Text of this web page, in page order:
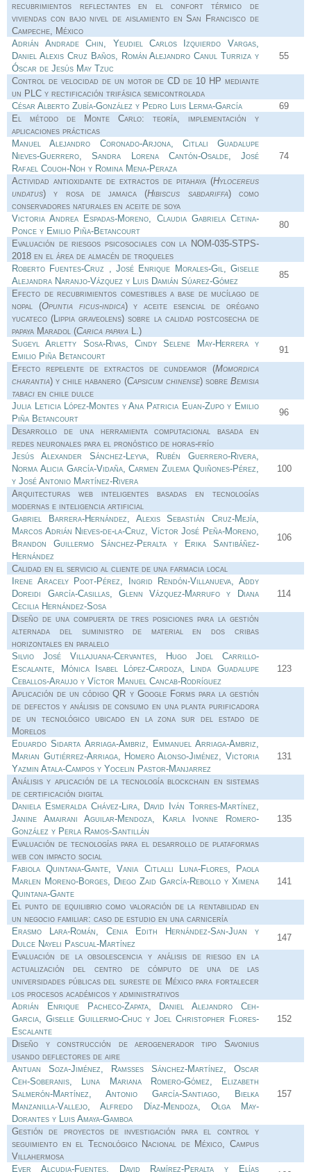
recubrimientos reflectantes en el confort térmico de
viviendas con bajo nivel de aislamiento en San Francisco de
Campeche, México
Adrián Andrade Chin, Yeudiel Carlos Izquierdo Vargas,
Daniel Alexis Cruz Baños, Román Alejandro Canul Turriza y
Óscar de Jesús May Tzuc
55
Control de velocidad de un motor de CD de 10 HP mediante
un PLC y rectificación trifásica semicontrolada
César Alberto Zubía-González y Pedro Luis Lerma-García
69
El método de Monte Carlo: teoría, implementación y
aplicaciones prácticas
Manuel Alejandro Coronado-Arjona, Citlali Guadalupe
Nieves-Guerrero, Sandra Lorena Cantón-Osalde, José
Rafael Couoh-Noh y Romina Mena-Peraza
74
Actividad antioxidante de extractos de pitahaya (Hylocereus
undatus) y rosa de jamaica (Hibiscus sabdariffa) como
conservadores naturales en aceite de soya
Victoria Andrea Espadas-Moreno, Claudia Gabriela Cetina-
Ponce y Emilio Piña-Betancourt
80
Evaluación de riesgos psicosociales con la NOM-035-STPS-
2018 en el área de almacén de troqueles
Roberto Fuentes-Cruz , José Enrique Morales-Gil, Giselle
Alejandra Naranjo-Vázquez y Luis Damián Súarez-Gómez
85
Efecto de recubrimientos comestibles a base de mucílago de
nopal (Opuntia ficus-indica) y aceite esencial de orégano
yucateco (Lippia graveolens) sobre la calidad postcosecha de
papaya Maradol (Carica papaya L.)
Sugeyl Arletty Sosa-Rivas, Cindy Selene May-Herrera y
Emilio Piña Betancourt
91
Efecto repelente de extractos de cundeamor (Momordica
charantia) y chile habanero (Capsicum chinense) sobre Bemisia
tabaci en chile dulce
Julia Leticia López-Montes y Ana Patricia Euan-Zupo y Emilio
Piña Betancourt
96
Desarrollo de una herramienta computacional basada en
redes neuronales para el pronóstico de horas-frío
Jesús Alexander Sánchez-Leyva, Rubén Guerrero-Rivera,
Norma Alicia García-Vidaña, Carmen Zulema Quiñones-Pérez,
y José Antonio Martínez-Rivera
100
Arquitecturas web inteligentes basadas en tecnologías
modernas e inteligencia artificial
Gabriel Barrera-Hernández, Alexis Sebastián Cruz-Mejía,
Marcos Adrián Nieves-de-la-Cruz, Víctor José Peña-Moreno,
Brandon Guillermo Sánchez-Peralta y Erika Santibáñez-
Hernández
106
Calidad en el servicio al cliente de una farmacia local
Irene Aracely Poot-Pérez, Ingrid Rendón-Villanueva, Addy
Doreidi García-Casillas, Glenn Vázquez-Marrufo y Diana
Cecilia Hernández-Sosa
114
Diseño de una compuerta de tres posiciones para la gestión
alternada del suministro de material en dos cribas
horizontales en paralelo
Silvio José Villajuana-Cervantes, Hugo Joel Carrillo-
Escalante, Mónica Isabel López-Cardoza, Linda Guadalupe
Ceballos-Araujo y Víctor Manuel Cancab-Rodríguez
123
Aplicación de un código QR y Google Forms para la gestión
de defectos y análisis de consumo en una planta purificadora
de un tecnológico ubicado en la zona sur del estado de
Morelos
Eduardo Sidarta Arriaga-Ambriz, Emmanuel Arriaga-Ambriz,
Marian Gutiérrez-Arriaga, Homero Alonso-Jiménez, Victoria
Yazmin Atala-Campos y Yocelin Pastor-Manjarrez
131
Análisis y aplicación de la tecnología blockchain en sistemas
de certificación digital
Daniela Esmeralda Chávez-Lira, David Iván Torres-Martínez,
Janine Amairani Aguilar-Mendoza, Karla Ivonne Romero-
González y Perla Ramos-Santillán
135
Evaluación de tecnologías para el desarrollo de plataformas
web con impacto social
Fabiola Quintana-Gante, Vania Citlalli Luna-Flores, Paola
Marlen Moreno-Borges, Diego Zaid García-Rebollo y Ximena
Quintana-Gante
141
El punto de equilibrio como valoración de la rentabilidad en
un negocio familiar: caso de estudio en una carnicería
Erasmo Lara-Román, Cenia Edith Hernández-San-Juan y
Dulce Nayeli Pascual-Martínez
147
Evaluación de la obsolescencia y análisis de riesgo en la
actualización del centro de cómputo de una de las
universidades públicas del sureste de México para fortalecer
los procesos académicos y administrativos
Adrián Enrique Pacheco-Zapata, Daniel Alejandro Ceh-
Garcia, Giselle Guillermo-Chuc y Joel Christopher Flores-
Escalante
152
Diseño y construcción de aerogenerador tipo Savonius
usando deflectores de aire
Antuan Soza-Jiménez, Ramsses Sánchez-Martínez, Oscar
Ceh-Soberanis, Luna Mariana Romero-Gómez, Elizabeth
Salmerón-Martínez, Antonio García-Santiago, Bielka
Manzanilla-Vallejo, Alfredo Díaz-Mendoza, Olga May-
Dorantes y Luis Amaya-Gamboa
157
Gestión de proyectos de investigación para el control y
seguimiento en el Tecnológico Nacional de México, Campus
Villahermosa
Ever Alcudia-Fuentes, David Ramírez-Peralta y Elías